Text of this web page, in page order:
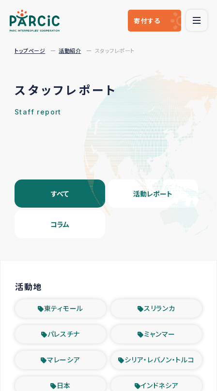
寄付する
トップページ 活動紹介 スタッフレポート
スタッフレポート
Staff report
すべて 活動レポート
コラム
活動地
東ティモール スリランカ
パレスチナ ミャンマー
マレーシア シリア・レバノン・トルコ
日本 インドネシア